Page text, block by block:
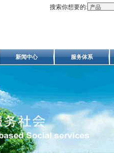
搜索你想要的:
新闻中心 服务体系